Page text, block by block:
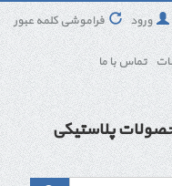
ورود فراموشی کلمه عبور
تماس با ما
پلاستیکی